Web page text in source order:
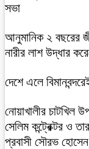
সভা
আনুমানিক ২ বছরের
নারীর লাশ উদ্ধার
দেশে এলে
নোয়াখালীর চাটখিল
সেলিম কন্ট্রেক্টর ও
প্রবাসী সৌরভ